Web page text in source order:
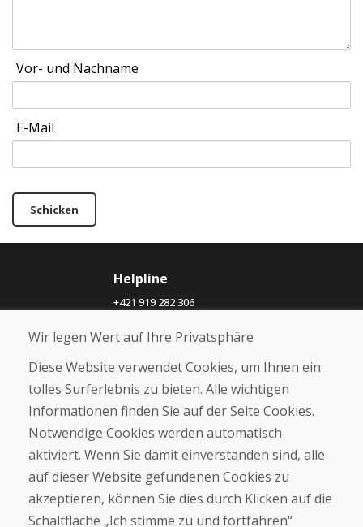
Vor- und Nachname
E-Mail
Schicken
Helpline
+421 919 282 306
Über uns
Blog
Geschäft
Kontakt
Kaufen
E-Shop
Geschäftsbedingungen
Wir legen Wert auf Ihre Privatsphäre
Diese Website verwendet Cookies, um Ihnen ein
tolles Surferlebnis zu bieten. Alle wichtigen
Informationen finden Sie auf der Seite Cookies.
Notwendige Cookies werden automatisch
aktiviert. Wenn Sie damit einverstanden sind, alle
auf dieser Website gefundenen Cookies zu
akzeptieren, können Sie dies durch Klicken auf die
Schaltfläche „Ich stimme zu und fortfahren“